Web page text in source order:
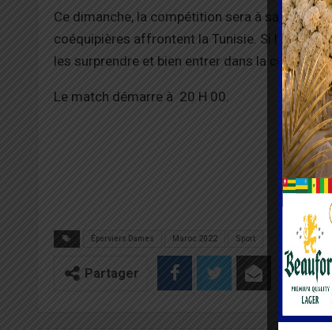
Ce dimanche, la compétition sera à sa
coéquipières affrontent la Tunisie. Si
les surprendre et bien entrer dans la
Le match démarre à 20 H 00.
Éperviers Dames Maroc 2022 Sport
Partager